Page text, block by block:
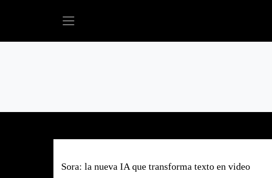
Sora: la nueva IA que transforma texto en video